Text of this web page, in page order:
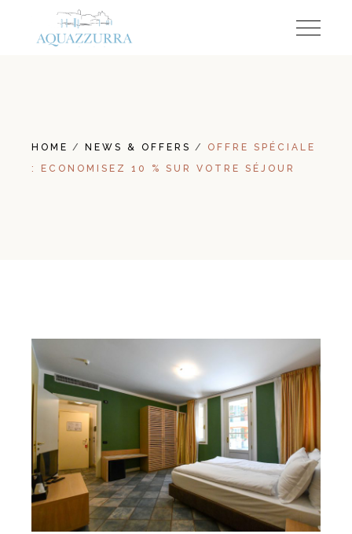
HOME NEWS & OFFERS
OFFRE SPÉCIALE
: ECONOMISEZ 10 % SUR VOTRE SÉJOUR